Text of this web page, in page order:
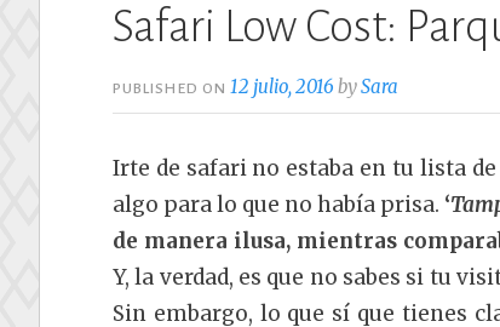
Safari Low Cost:
PUBLISHED ON 12 julio, 2016 bySara
Irte de safari no estaba en tu lista
algo para lo que no había prisa. ‘
de manera ilusa, mientras
Y, la verdad, es que no sabes si tu
Sin embargo, lo que sí que tienes